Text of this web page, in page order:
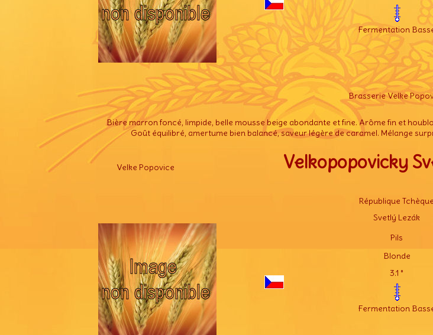
Fermentation
Brasserie Velke
Bière marron foncé, limpide, belle mousse beige abondante et fine. Arôme fin et
Goût équilibré, amertume bien balancé, saveur légère de caramel. Mélange
Velke Popovice Velkopopovicky
République Tchèque
Svetlý Lezák
Pils
Blonde
3.1 °
Fermentation